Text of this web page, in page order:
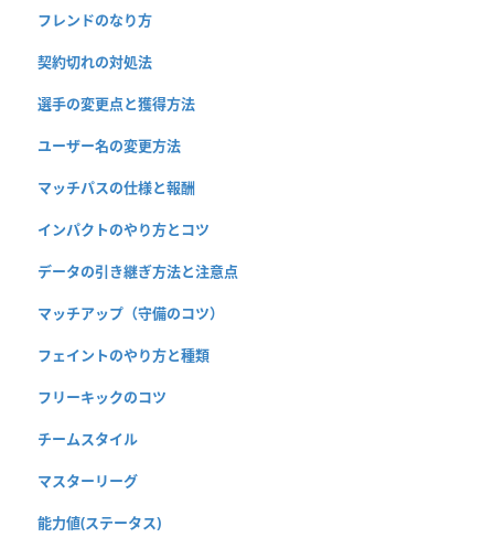
フレンドのなり方
契約切れの対処法
選手の変更点と獲得方法
ユーザー名の変更方法
マッチパスの仕様と報酬
インパクトのやり方とコツ
データの引き継ぎ方法と注意点
マッチアップ（守備のコツ）
フェイントのやり方と種類
フリーキックのコツ
チームスタイル
マスターリーグ
能力値(ステータス)